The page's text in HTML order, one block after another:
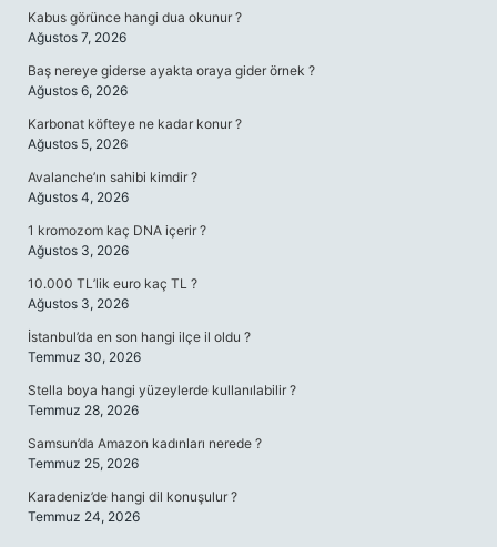
Kabus görünce hangi dua okunur ?
Ağustos 7, 2026
Baş nereye giderse ayakta oraya gider örnek ?
Ağustos 6, 2026
Karbonat köfteye ne kadar konur ?
Ağustos 5, 2026
Avalanche’ın sahibi kimdir ?
Ağustos 4, 2026
1 kromozom kaç DNA içerir ?
Ağustos 3, 2026
10.000 TL’lik euro kaç TL ?
Ağustos 3, 2026
İstanbul’da en son hangi ilçe il oldu ?
Temmuz 30, 2026
Stella boya hangi yüzeylerde kullanılabilir ?
Temmuz 28, 2026
Samsun’da Amazon kadınları nerede ?
Temmuz 25, 2026
Karadeniz’de hangi dil konuşulur ?
Temmuz 24, 2026